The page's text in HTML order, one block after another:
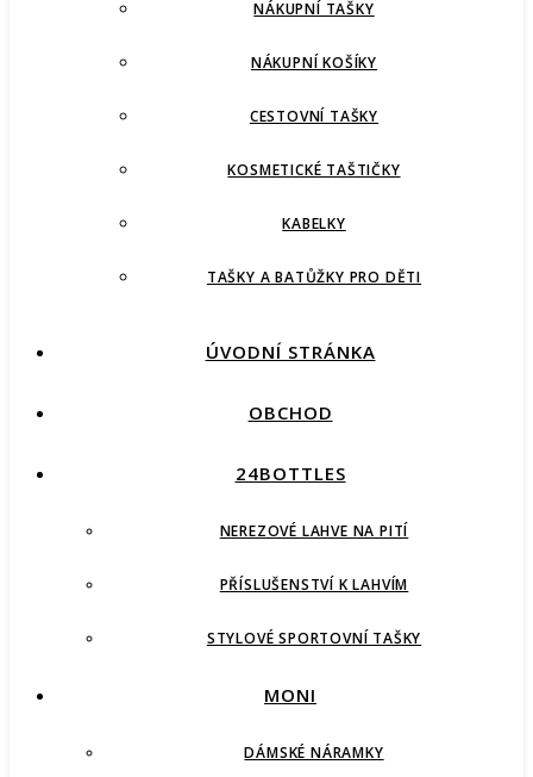
NÁKUPNÍ TAŠKY
NÁKUPNÍ KOŠÍKY
CESTOVNÍ TAŠKY
KOSMETICKÉ TAŠTIČKY
KABELKY
TAŠKY A BATŮŽKY PRO DĚTI
ÚVODNÍ STRÁNKA
OBCHOD
24BOTTLES
NEREZOVÉ LAHVE NA PITÍ
PŘÍSLUŠENSTVÍ K LAHVÍM
STYLOVÉ SPORTOVNÍ TAŠKY
MONI
DÁMSKÉ NÁRAMKY